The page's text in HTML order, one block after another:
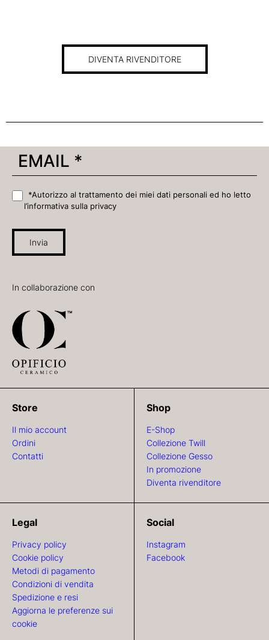
DIVENTA RIVENDITORE
*Autorizzo al trattamento dei miei dati personali ed ho letto
l’informativa sulla privacy
Invia
In collaborazione con
Store
Il mio account
Ordini
Contatti
Shop
E-Shop
Collezione Twill
Collezione Gesso
In promozione
Diventa rivenditore
Legal
Privacy policy
Cookie policy
Metodi di pagamento
Condizioni di vendita
Spedizione e resi
Aggiorna le preferenze sui
cookie
Social
Instagram
Facebook